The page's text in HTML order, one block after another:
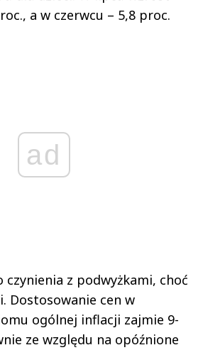
a w czerwcu – 5,8 proc.
ad
czynienia z podwyżkami, choć
Dostosowanie cen w
ogólnej inflacji zajmie 9-
ze względu na opóźnione